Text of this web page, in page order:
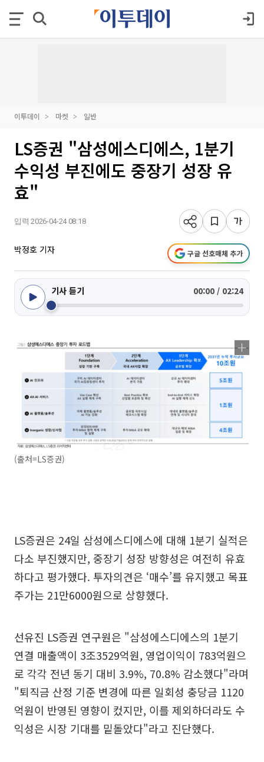
이투데이 마켓 일반
LS증권 "삼성에스디에스, 1분기
수익성 부진에도 중장기 성장 유
효"
입력 2026-04-24 08:18
박정호 기자 구글 선호매체 추가
기사 듣기 00:00 / 02:24
(출처=LS증권)
LS증권은 24일 삼성에스디에스에 대해 1분기 실적은
다소 부진했지만, 중장기 성장 방향성은 여전히 유효
하다고 평가했다. 투자의견은 ‘매수’를 유지했고 목표
주가는 21만6000원으로 상향했다.
선유진 LS증권 연구원은 "삼성에스디에스의 1분기
연결 매출액이 3조3529억원, 영업이익이 783억원으
로 각각 전년 동기 대비 3.9%, 70.8% 감소했다"라며
"퇴직금 산정 기준 변경에 따른 일회성 충당금 1120
억원이 반영된 영향이 컸지만, 이를 제외하더라도 수
익성은 시장 기대를 밑돌았다"라고 진단했다.